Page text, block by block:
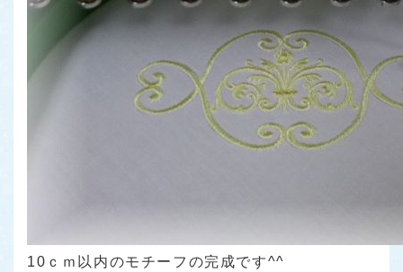
10ｃｍ以内のモチーフの完成です^^